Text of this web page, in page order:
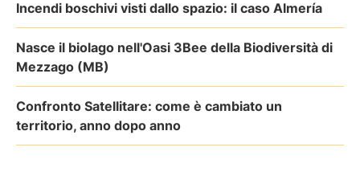
Incendi boschivi visti dallo spazio: il caso Almería
Nasce il biolago nell'Oasi 3Bee della Biodiversità di
Mezzago (MB)
Confronto Satellitare: come è cambiato un
territorio, anno dopo anno